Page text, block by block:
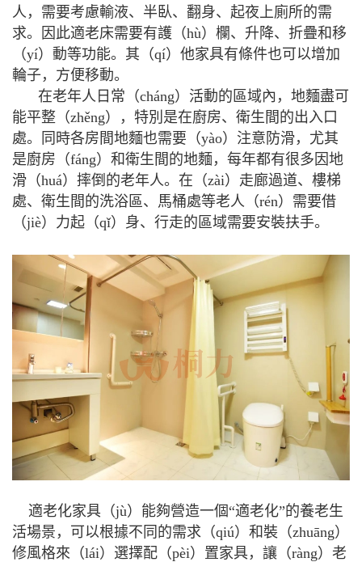
人，需要考慮輸液、半臥、翻身、起夜上廁所的需
求。因此適老床需要有護（hù）欄、升降、折疊和移
（yí）動等功能。其（qí）他家具有條件也可以增加
輪子，方便移動。
在老年人日常（cháng）活動的區域內，地麵盡可
能平整（zhěng），特別是在廚房、衛生間的出入口
處。同時各房間地麵也需要（yào）注意防滑，尤其
是廚房（fáng）和衛生間的地麵，每年都有很多因地
滑（huá）摔倒的老年人。在（zài）走廊過道、樓梯
處、衛生間的洗浴區、馬桶處等老人（rén）需要借
（jiè）力起（qǐ）身、行走的區域需要安裝扶手。
適老化家具（jù）能夠營造一個“適老化”的養老生
活場景，可以根據不同的需求（qiú）和裝（zhuāng）
修風格來（lái）選擇配（pèi）置家具，讓（ràng）老